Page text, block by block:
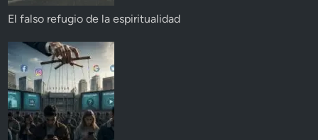
El falso refugio de la espiritualidad